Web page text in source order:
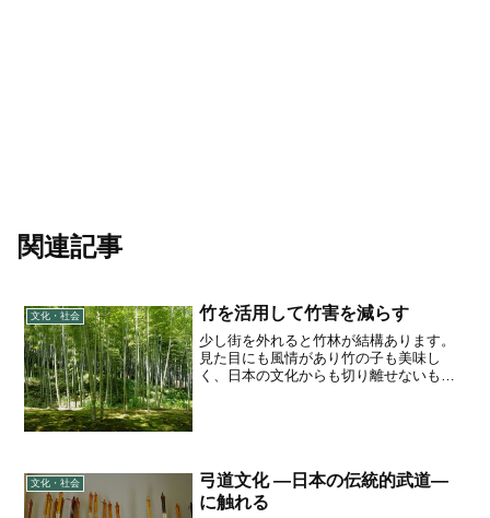
関連記事
文化・社会 竹を活用して竹害を減らす
少し街を外れると竹林が結構あります。
見た目にも風情があり竹の子も美味し
く、日本の文化からも切り離せないもの
文化・社会
弓道文化 ―日本の伝統的武道―
に触れる